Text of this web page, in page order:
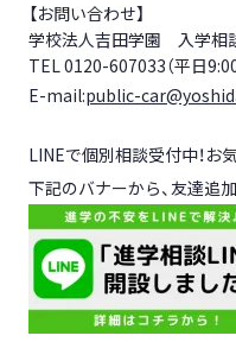
【お問い合わせ】
学校法人吉田学園 入学相
TEL 0120-607033（平日
E-mail:public-
LINEで個別相談受付中！お
下記のバナーから、友達追